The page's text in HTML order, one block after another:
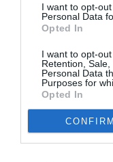
I want to opt-
Personal Data
Opted In
I want to opt-
Retention,
Personal Data
Purposes for
Opted In
CONFIRM
RELATED STORY